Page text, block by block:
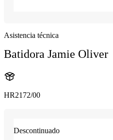
Asistencia técnica
Batidora Jamie Oliver
HR2172/00
Descontinuado